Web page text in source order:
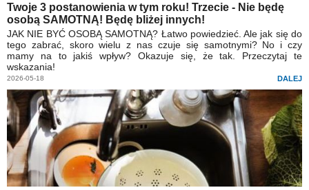
Twoje 3 postanowienia w tym roku! Trzecie - Nie będę
osobą SAMOTNĄ! Będę bliżej innych!
JAK NIE BYĆ OSOBĄ SAMOTNĄ? Łatwo powiedzieć. Ale jak się do
tego zabrać, skoro wielu z nas czuje się samotnymi? No i czy
mamy na to jakiś wpływ? Okazuje się, że tak. Przeczytaj te
wskazania!
2026-05-18 DALEJ